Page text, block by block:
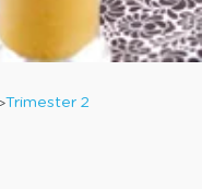
Trimester 2